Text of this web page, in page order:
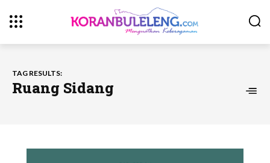
TAG RESULTS:
Ruang Sidang